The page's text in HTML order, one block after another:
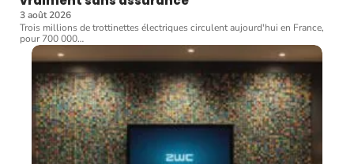
3 août 2026
Trois millions de trottinettes électriques circulent aujourd'hui en France,
pour 700 000…